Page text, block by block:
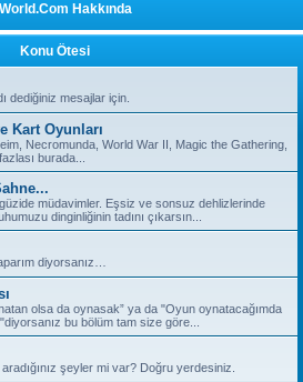
c
h
Hakkında
Konu Ötesi
dediğiniz mesajlar için.
Kart Oyunları
Necromunda, World War II, Magic the Gathering,
burada...
müdavimler. Eşsiz ve sonsuz dehlizlerinde
dinginliğinin tadını çıkarsın...
diyorsanız…
olsa da oynasak” ya da "Oyun oynatacağımda
bu bölüm tam size göre...
şeyler mi var? Doğru yerdesiniz.